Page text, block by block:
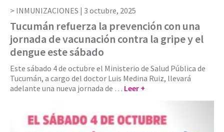
INMUNIZACIONES | 3 octubre, 2025
Tucumán refuerza la prevención con una
jornada de vacunación contra la gripe y el
dengue este sábado
Este sábado 4 de octubre el Ministerio de Salud Pública de
Tucumán, a cargo del doctor Luis Medina Ruiz, llevará
adelante una nueva jornada de … Leer +